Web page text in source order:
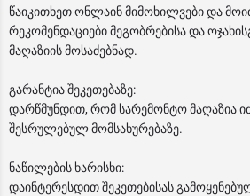
წაიკითხეთ ონლაინ მიმოხილვები და
რეკომენდაციები მეგობრებისა და
მაღაზიის მოსაძებნად.
გარანტია შეკეთებაზე:
დარწმუნდით, რომ სარემონტო მაღაზია
შესრულებულ მომსახურებაზე.
ნაწილების ხარისხი:
დაინტერესდით შეკეთებისას